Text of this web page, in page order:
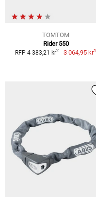
TOMTOM
Rider 550
RFP 4 383,21 kr2 3 064,95 kr1